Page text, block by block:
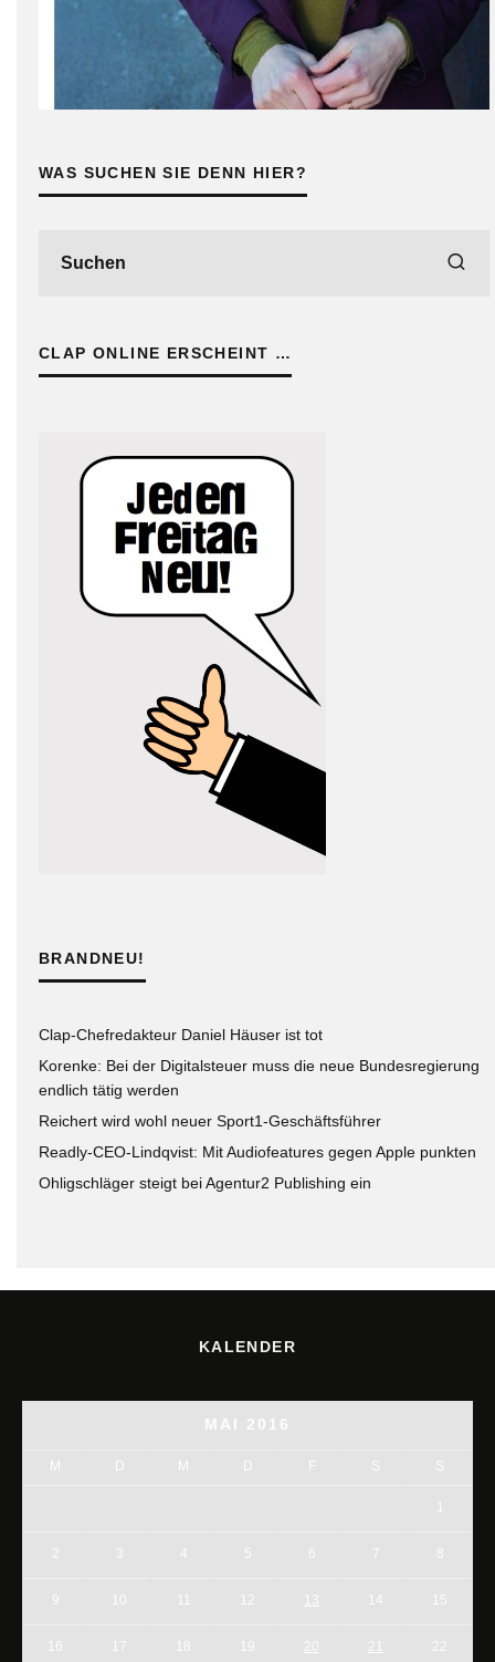
WAS SUCHEN SIE DENN HIER?
CLAP ONLINE ERSCHEINT …
BRANDNEU!
Clap-Chefredakteur Daniel Häuser ist tot
Korenke: Bei der Digitalsteuer muss die neue Bundesregierung
endlich tätig werden
Reichert wird wohl neuer Sport1-Geschäftsführer
Readly-CEO-Lindqvist: Mit Audiofeatures gegen Apple punkten
Ohligschläger steigt bei Agentur2 Publishing ein
KALENDER
MAI 2016
M D M D F S S
1
2 3 5 6 7 8
9 10 11 12 13 14 15
16 17 18 19 20 21 22